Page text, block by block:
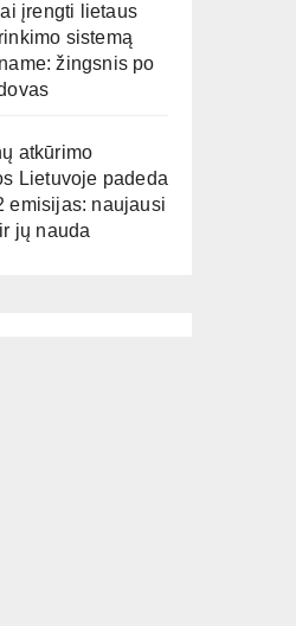
įrengti lietaus
sistemą
žingsnis po
atkūrimo
Lietuvoje padeda
emisijas: naujausi
jų nauda